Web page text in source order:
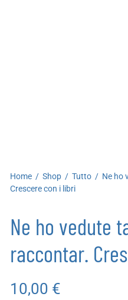
Home / Shop / Tutto / Ne ho
Crescere con i libri
Ne ho vedute
raccontar.
10,00 €